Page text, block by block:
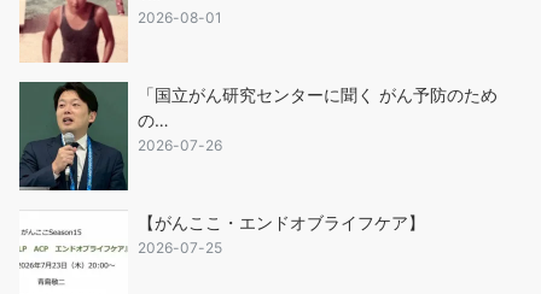
2026-08-01
「国立がん研究センターに聞く がん予防のため
の…
2026-07-26
【がんここ・エンドオブライフケア】
2026-07-25